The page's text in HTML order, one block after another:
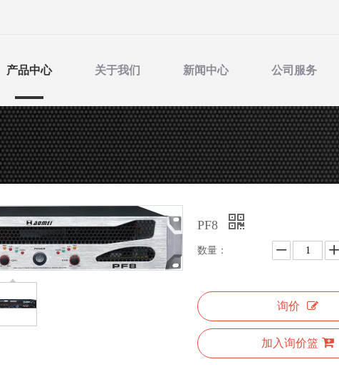
产品中心 关于我们 新闻中心 公司服务
PF8
数量：
询价
加入询价篮